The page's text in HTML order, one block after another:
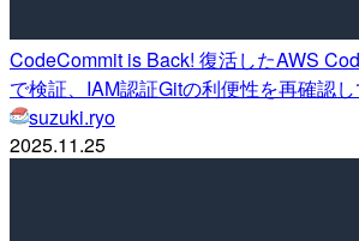
CodeCommit is Back! 復活したAWS
で検証、IAM認証Gitの利便性を再確認
suzuki.ryo
2025.11.25